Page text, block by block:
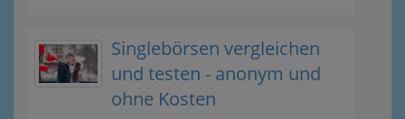
Singlebörsen vergleichen
und testen - anonym und
ohne Kosten